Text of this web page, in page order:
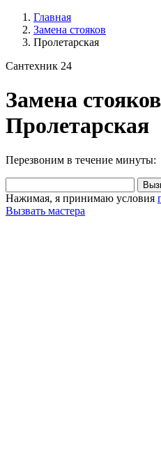
Главная
Замена стояков
Пролетарская
Сантехник 24
Замена
Пролетарская
Перезвоним в течение минуты:
Нажимая, я принимаю условия
Вызвать мастера